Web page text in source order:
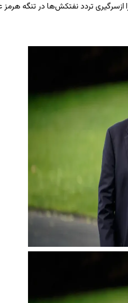
ازسرگیری تردد نفتکش‌ها در تنگه